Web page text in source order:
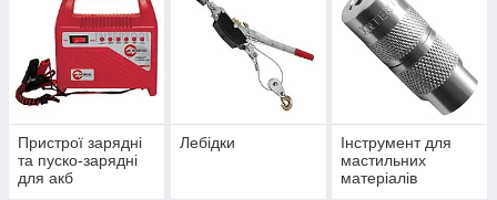
Пристрої зарядні
та пуско-зарядні
для акб
Лебідки
Інструмент для
мастильних
матеріалів